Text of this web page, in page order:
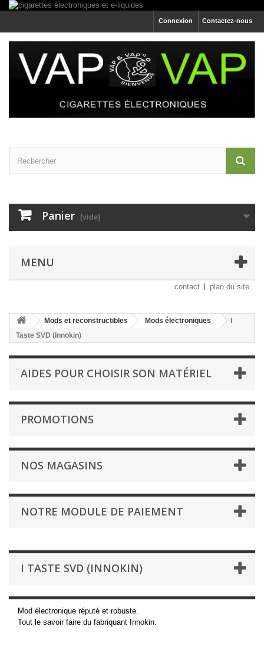
Contactez-nous
Connexion
Panier (vide)
MENU
contact plan du site
Mods et reconstructibles Mods électroniques
Taste SVD (Innokin)
AIDES POUR CHOISIR SON MATÉRIEL
PROMOTIONS
NOS MAGASINS
NOTRE MODULE DE PAIEMENT
I TASTE SVD (INNOKIN)
Mod électronique réputé et robuste.
Tout le savoir faire du fabriquant Innokin.